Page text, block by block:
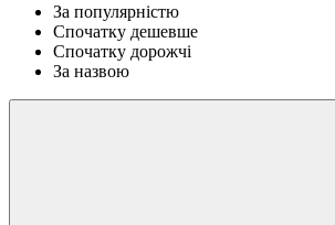
За популярністю
Спочатку дешевше
Спочатку дорожчі
За назвою